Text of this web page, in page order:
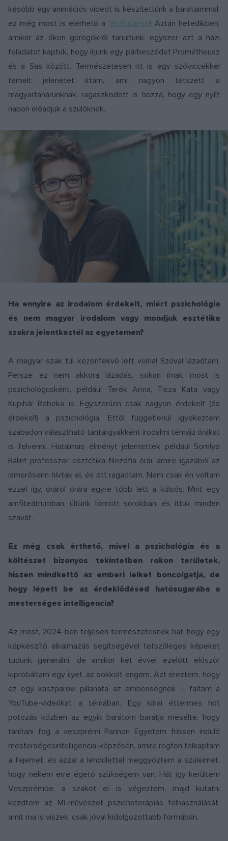
később egy animációs videót is készítettünk a barátaimmal,
ez még most is elérhető a YouTube-on! Aztán hetedikben,
amikor az ókori görögökről tanultunk, egyszer azt a házi
feladatot kaptuk, hogy írjunk egy párbeszédet Prométheusz
és a Sas között. Természetesen itt is egy szóviccekkel
terhelt jelenetet írtam, ami nagyon tetszett a
magyartanárunknak, ragaszkodott is hozzá, hogy egy nyílt
napon előadjuk a szülőknek.
Ha ennyire az irodalom érdekelt, miért pszichológia
és nem magyar irodalom vagy mondjuk esztétika
szakra jelentkeztél az egyetemen?
A magyar szak túl kézenfekvő lett volna! Szóval lázadtam.
Persze ez nem akkora lázadás, sokan írnak most is
pszichológusként, például Terék Anna, Tisza Kata vagy
Kupihár Rebeka is. Egyszerűen csak nagyon érdekelt (és
érdekel!) a pszichológia. Ettől függetlenül igyekeztem
szabadon választható tantárgyakként irodalmi témájú órákat
is felvenni. Hatalmas élményt jelentettek például Somlyó
Bálint professzor esztétika-filozófia órái, amire igazából az
ismerőseim hívtak el, és ott ragadtam. Nem csak én voltam
ezzel így, óráról órára egyre több lett a külsős. Mint egy
amfiteátrumban, ültünk tömött sorokban, és ittuk minden
szavát.
Ez még csak érthető, mivel a pszichológia és a
költészet bizonyos tekintetben rokon területek,
hiszen mindkettő az emberi lelket boncolgatja, de
hogy lépett be az érdeklődésed hatósugarába a
mesterséges intelligencia?
Az most, 2024-ben teljesen természetesnek hat, hogy egy
képkészítő alkalmazás segítségével tetszőleges képeket
tudunk generálni, de amikor két évvel ezelőtt először
kipróbáltam egy ilyet, az sokkolt engem. Azt éreztem, hogy
ez egy kaszparovi pillanata az emberiségnek – faltam a
YouTube-videókat a témában. Egy kínai éttermes hot
potozás közben az egyik barátom barátja mesélte, hogy
tanítani fog a veszprémi Pannon Egyetem frissen induló
mesterségesintelligencia-képzésén, amire rögtön felkaptam
a fejemet, és azzal a lendülettel meggyőztem a szüleimet,
hogy nekem erre égető szükségem van. Hát így kerültem
Veszprémbe, a szakot el is végeztem, majd kutatni
kezdtem az MI-művészet pszichoterápiás felhasználását,
amit ma is viszek, csak jóval kidolgozottabb formában.